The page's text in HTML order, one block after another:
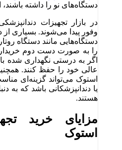
دستگاه‌های نو را داشته باشند،
در بازار تجهیزات
وفور پیدا می‌شوند. بسیاری از
را به صورت دست دوم
اگر به درستی نگهداری شده
عالی خود را حفظ کنند.
استوک می‌تواند گزینه‌ای
یا دندانپزشکانی باشد که به
هستند.
مزایای خرید
استوک